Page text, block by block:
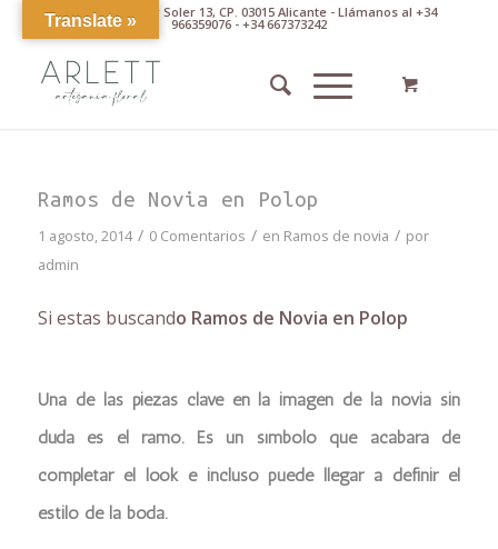
Av. Pintor Xavier Soler 13, CP. 03015 Alicante - Llámanos al +34
966359076 - +34 667373242
Ramos de Novia en Polop
1 agosto, 2014 / 0 Comentarios / en Ramos de novia / por
admin
Si estas buscando Ramos de Novia en Polop
Una de las piezas clave en la imagen de la novia sin
duda es el ramo. Es un símbolo que acabará de
completar el look e incluso puede llegar a definir el
estilo de la boda.
Translate »